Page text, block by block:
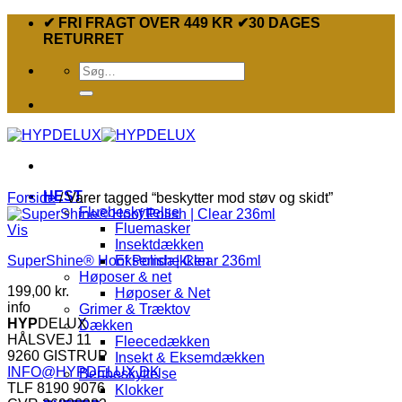
Fortsæt✔ FRI FRAGT OVER 449 KR ✔30 DAGES
RETURRET
Søg
efter:
HEST
Fluebeskyttelse
Fluemasker
Insektdækken
Eksemdækken
Høposer & net
Høposer & Net
Grimer & Træktov
Dækken
Fleecedækken
Insekt & Eksemdækken
Benbeskyttelse
Klokker
Forside /Varer tagged “beskytter mod støv og skidt”
Vis
SuperShine® Hoof Polish | Clear 236ml
199,00 kr.
info
HYPDELUX
HÅLSVEJ 11
9260 GISTRUP
INFO@HYPDELUX.DK
TLF 8190 9076